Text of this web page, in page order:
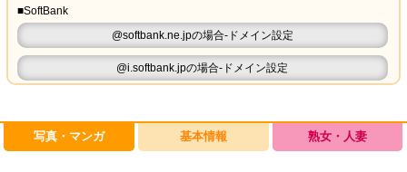
■SoftBank
@softbank.ne.jpの場合-ドメイン設定
@i.softbank.jpの場合-ドメイン設定
写真・マンガ 基本情報 熟女・人妻